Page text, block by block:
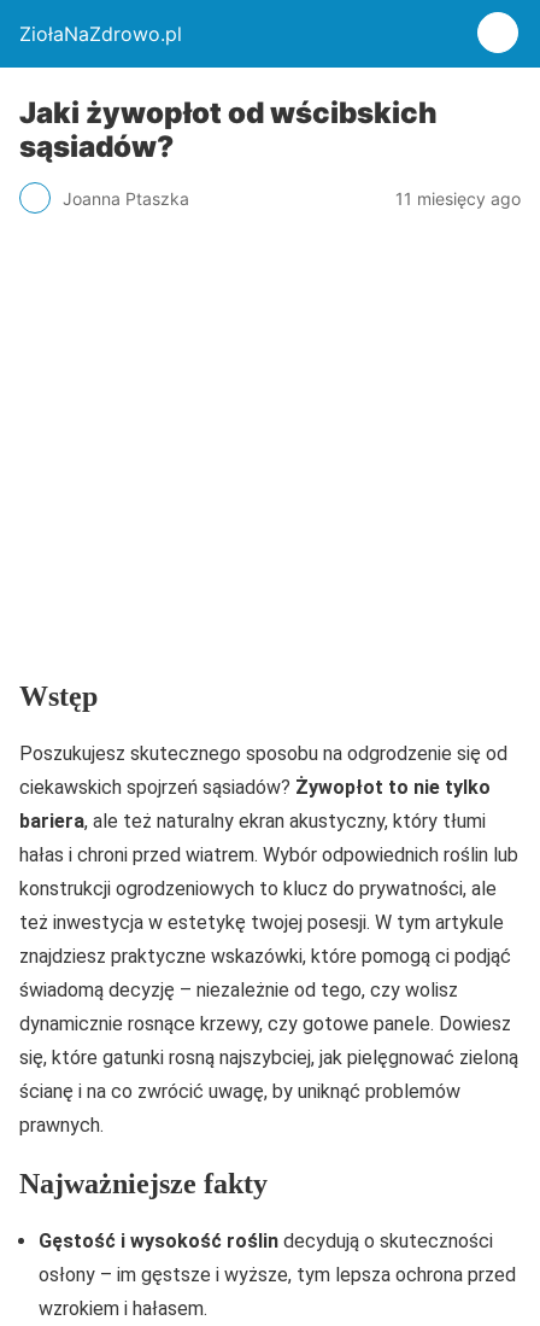
ZiołaNaZdrowo.pl
Jaki żywopłot od wścibskich
sąsiadów?
Joanna Ptaszka 11 miesięcy ago
Wstęp
Poszukujesz skutecznego sposobu na odgrodzenie się od
ciekawskich spojrzeń sąsiadów? Żywopłot to nie tylko
bariera, ale też naturalny ekran akustyczny, który tłumi
hałas i chroni przed wiatrem. Wybór odpowiednich roślin lub
konstrukcji ogrodzeniowych to klucz do prywatności, ale
też inwestycja w estetykę twojej posesji. W tym artykule
znajdziesz praktyczne wskazówki, które pomogą ci podjąć
świadomą decyzję – niezależnie od tego, czy wolisz
dynamicznie rosnące krzewy, czy gotowe panele. Dowiesz
się, które gatunki rosną najszybciej, jak pielęgnować zieloną
ścianę i na co zwrócić uwagę, by uniknąć problemów
prawnych.
Najważniejsze fakty
Gęstość i wysokość roślin decydują o skuteczności
osłony – im gęstsze i wyższe, tym lepsza ochrona przed
wzrokiem i hałasem.